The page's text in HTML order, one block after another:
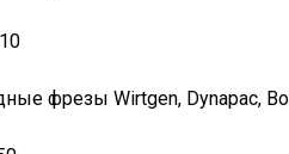
фрезы Wirtgen, Dynapac,